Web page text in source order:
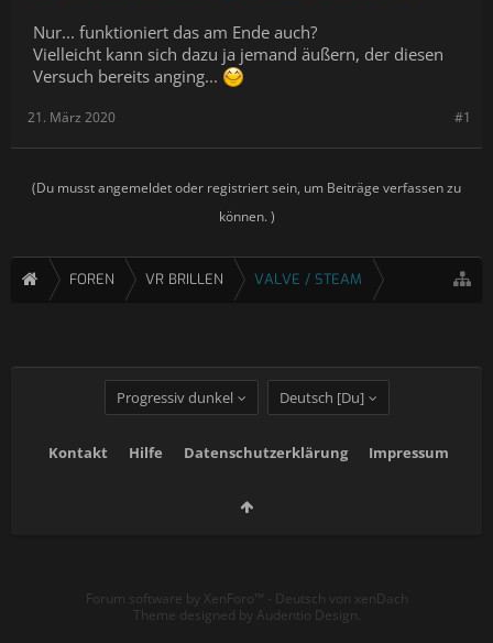
Nur... funktioniert das am Ende auch?
Vielleicht kann sich dazu ja jemand äußern, der diesen
Versuch bereits anging...
#1
21. März 2020
(Du musst angemeldet oder registriert sein, um Beiträge verfassen zu
können. )
FOREN VR BRILLEN VALVE / STEAM
Progressiv dunkel Deutsch [Du]
Kontakt Hilfe Datenschutzerklärung Impressum
Forum software by XenForo™ - Deutsch von xenDach
Theme designed by Audentio Design.